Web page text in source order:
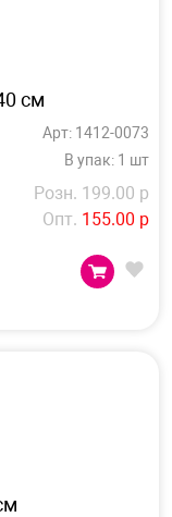
см
Арт: 1412-0073
В упак: 1 шт
Розн. 199.00 р
Опт. 155.00 р